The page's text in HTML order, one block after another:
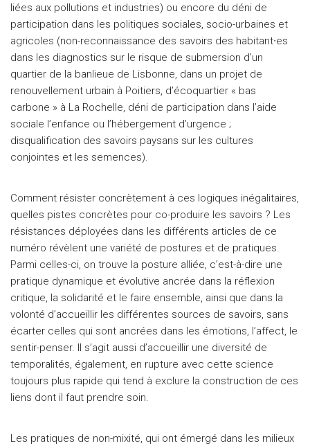
liées aux pollutions et industries) ou encore du déni de
participation dans les politiques sociales, socio-urbaines et
agricoles (non-reconnaissance des savoirs des habitant∙es
dans les diagnostics sur le risque de submersion d’un
quartier de la banlieue de Lisbonne, dans un projet de
renouvellement urbain à Poitiers, d’écoquartier « bas
carbone » à La Rochelle, déni de participation dans l’aide
sociale l’enfance ou l’hébergement d’urgence ;
disqualification des savoirs paysans sur les cultures
conjointes et les semences).
Comment résister concrètement à ces logiques inégalitaires,
quelles pistes concrètes pour co-produire les savoirs ? Les
résistances déployées dans les différents articles de ce
numéro révèlent une variété de postures et de pratiques.
Parmi celles-ci, on trouve la posture alliée, c’est-à-dire une
pratique dynamique et évolutive ancrée dans la réflexion
critique, la solidarité et le faire ensemble, ainsi que dans la
volonté d’accueillir les différentes sources de savoirs, sans
écarter celles qui sont ancrées dans les émotions, l’affect, le
sentir-penser. Il s’agit aussi d’accueillir une diversité de
temporalités, également, en rupture avec cette science
toujours plus rapide qui tend à exclure la construction de ces
liens dont il faut prendre soin.
Les pratiques de non-mixité, qui ont émergé dans les milieux